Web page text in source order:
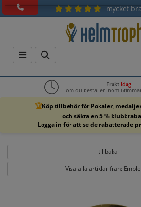
mycket bra
Frakt Idag
om du beställer inom
🏆Köp tillbehör för Pokaler,
och säkra en 5 %
Logga in för att se de rabatterade
tillbaka
Visa alla artiklar från: